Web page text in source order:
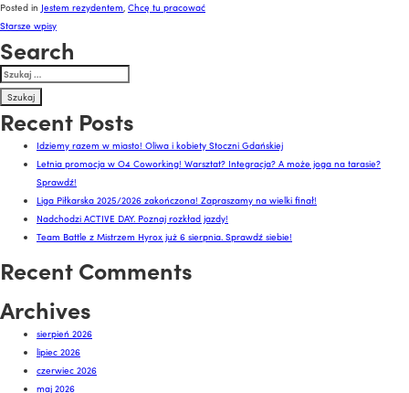
Posted in Jestem rezydentem, Chcę tu pracować
Nawigacja
po
wpisach
Starsze wpisy
Search
Szukaj:
Recent Posts
Idziemy razem w miasto! Oliwa i kobiety Stoczni Gdańskiej
Letnia promocja w O4 Coworking! Warsztat? Integracja? A może joga na tarasie?
Sprawdź!
Liga Piłkarska 2025/2026 zakończona! Zapraszamy na wielki finał!
Nadchodzi ACTIVE DAY. Poznaj rozkład jazdy!
Team Battle z Mistrzem Hyrox już 6 sierpnia. Sprawdź siebie!
Recent Comments
Archives
sierpień 2026
lipiec 2026
czerwiec 2026
maj 2026